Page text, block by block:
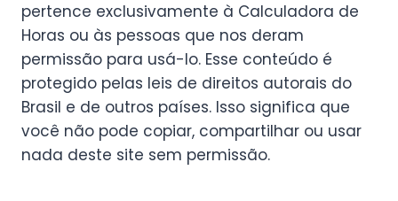
pertence exclusivamente à Calculadora de
Horas ou às pessoas que nos deram
permissão para usá-lo. Esse conteúdo é
protegido pelas leis de direitos autorais do
Brasil e de outros países. Isso significa que
você não pode copiar, compartilhar ou usar
nada deste site sem permissão.